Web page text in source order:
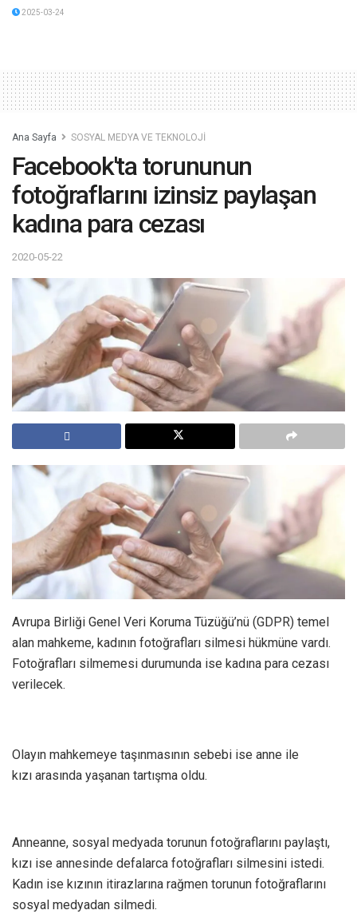
2025-03-24
Ana Sayfa SOSYAL MEDYA VE TEKNOLOJİ
Facebook'ta torununun
fotoğraflarını izinsiz paylaşan
kadına para cezası
2020-05-22
Avrupa Birliği Genel Veri Koruma Tüzüğü’nü (GDPR) temel
alan mahkeme, kadının fotoğrafları silmesi hükmüne vardı.
Fotoğrafları silmemesi durumunda ise kadına para cezası
verilecek.
Olayın mahkemeye taşınmasının sebebi ise anne ile
kızı arasında yaşanan tartışma oldu.
Anneanne, sosyal medyada torunun fotoğraflarını paylaştı,
kızı ise annesinde defalarca fotoğrafları silmesini istedi.
Kadın ise kızının itirazlarına rağmen torunun fotoğraflarını
sosyal medyadan silmedi.